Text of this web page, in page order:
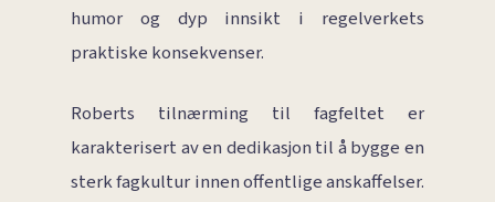
humor og dyp innsikt i regelverkets
praktiske konsekvenser.
Roberts tilnærming til fagfeltet er
karakterisert av en dedikasjon til å bygge en
sterk fagkultur innen offentlige anskaffelser.